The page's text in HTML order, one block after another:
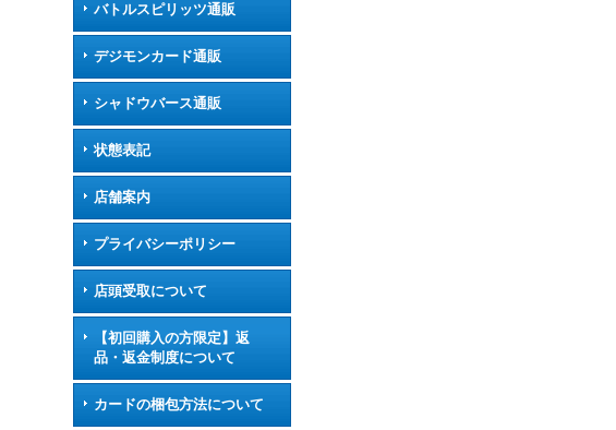
バトルスピリッツ通販
デジモンカード通販
シャドウバース通販
状態表記
店舗案内
プライバシーポリシー
店頭受取について
【初回購入の方限定】返
品・返金制度について
カードの梱包方法について